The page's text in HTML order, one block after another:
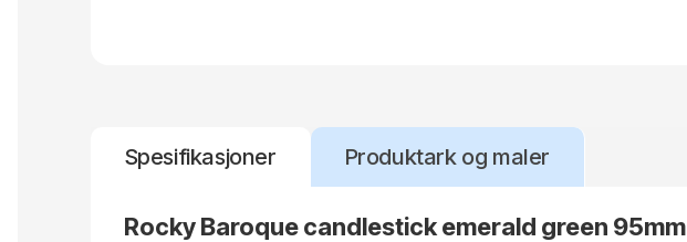
Spesifikasjoner Produktark og maler
Rocky Baroque candlestick emerald green 95mm